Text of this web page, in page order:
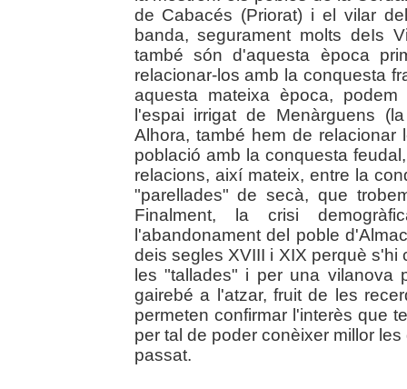
de Cabacés (Priorat) i el vilar
banda, segurament molts deIs
també són d'aquesta època
relacionar-los amb la conquesta
aquesta mateixa època,
l'espai irrigat de Menàrguens
Alhora, també hem de relacionar
població amb la conquesta
relacions, així mateix, entre la
"parellades" de secà, que
Finalment, la crisi
l'abandonament del poble
deis segles XVIII i XIX perquè
les "tallades" i per una vilanova
gairebé a l'atzar, fruit de les
permeten confirmar l'interès que
per tal de poder conèixer millor
passat.